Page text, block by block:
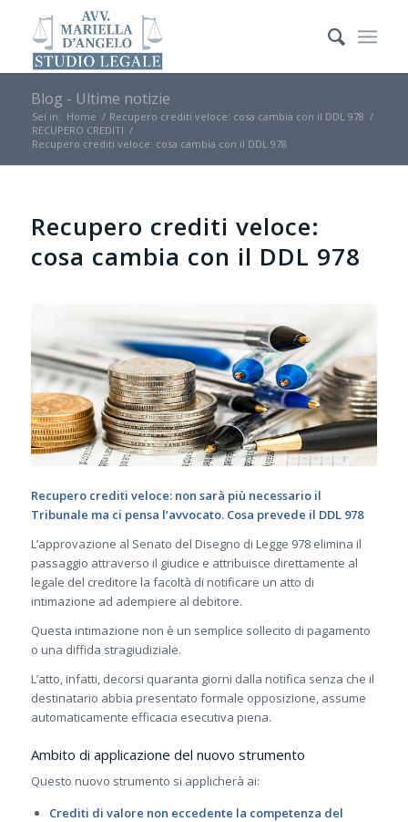
Blog - Ultime notizie
Sei in: Home / Recupero crediti veloce: cosa cambia con il DDL 978 /
RECUPERO CREDITI /
Recupero crediti veloce: cosa cambia con il DDL 978
Recupero crediti veloce:
cosa cambia con il DDL 978
Recupero crediti veloce: non sarà più necessario il
Tribunale ma ci pensa l’avvocato. Cosa prevede il DDL 978
L’approvazione al Senato del Disegno di Legge 978 elimina il
passaggio attraverso il giudice e attribuisce direttamente al
legale del creditore la facoltà di notificare un atto di
intimazione ad adempiere al debitore.
Questa intimazione non è un semplice sollecito di pagamento
o una diffida stragiudiziale.
L’atto, infatti, decorsi quaranta giorni dalla notifica senza che il
destinatario abbia presentato formale opposizione, assume
automaticamente efficacia esecutiva piena.
Ambito di applicazione del nuovo strumento
Questo nuovo strumento si applicherà ai:
Crediti di valore non eccedente la competenza del